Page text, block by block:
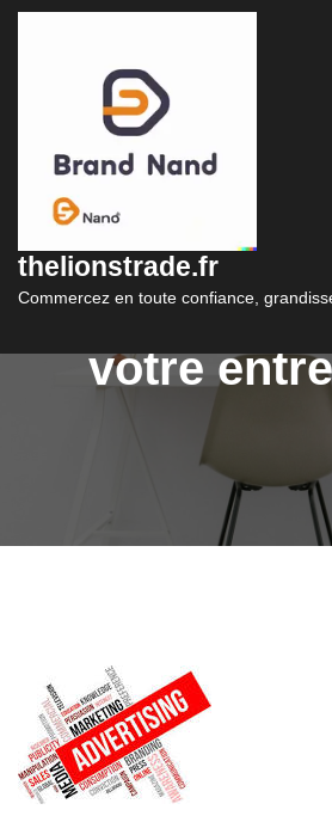
content
thelionstrade.fr
Commercez en toute confiance,
publicitaire :
votre